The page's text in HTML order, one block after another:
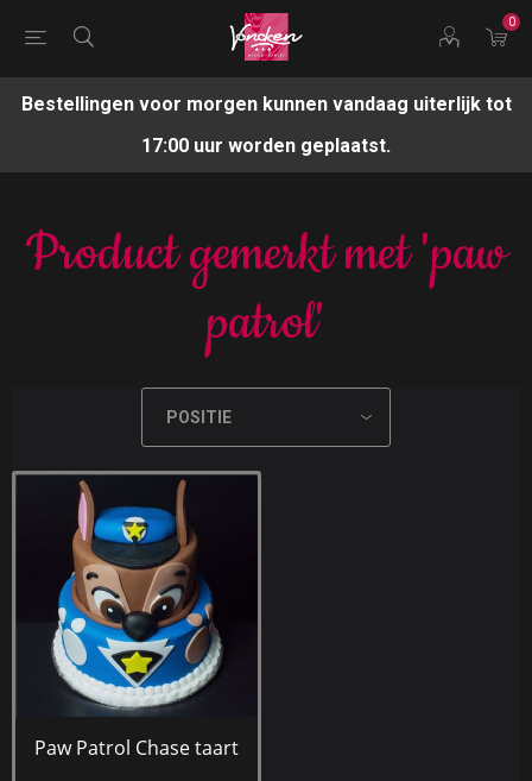
0
Bestellingen voor morgen kunnen vandaag uiterlijk tot
17:00 uur worden geplaatst.
Product gemerkt met 'paw
patrol'
Paw Patrol Chase taart